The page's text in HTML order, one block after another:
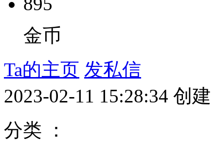
金币
Ta的主页 发私信
2023-02-11 15:28:34 创建
分类 ：